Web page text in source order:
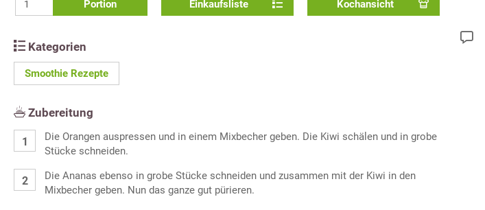
Portion Einkaufsliste Kochansicht
Kategorien
Smoothie Rezepte
Zubereitung
Die Orangen auspressen und in einem Mixbecher geben. Die Kiwi schälen und in grobe
Stücke schneiden.
Die Ananas ebenso in grobe Stücke schneiden und zusammen mit der Kiwi in den
Mixbecher geben. Nun das ganze gut pürieren.